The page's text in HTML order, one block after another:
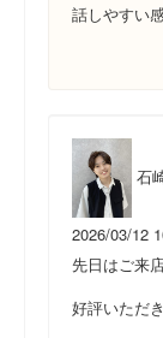
話しやすい
石
2026/03/12
先日はご来
好評いただ